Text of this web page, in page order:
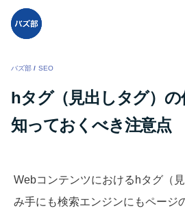
バズ部 / SEO
hタグ（見出しタグ）
知っておくべき注意点
Webコンテンツにおけるhタグ（
み手にも検索エンジンにもページ